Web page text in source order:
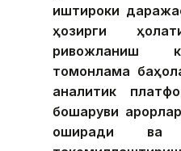
иштироки
ҳозирги
ривожланиш
томонлама
аналитик
бошқаруви
оширади ва